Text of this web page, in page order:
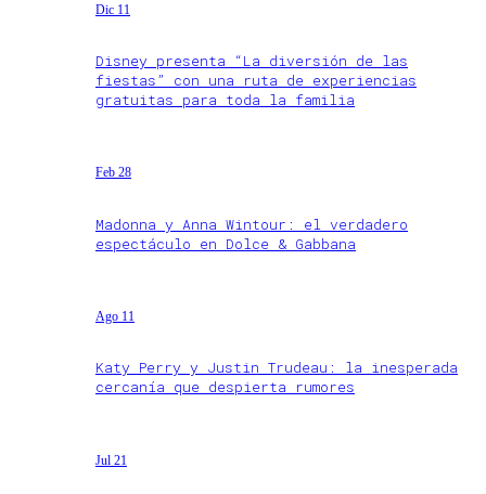
Dic 11
Disney presenta “La diversión de las
fiestas” con una ruta de experiencias
gratuitas para toda la familia
Feb 28
Madonna y Anna Wintour: el verdadero
espectáculo en Dolce & Gabbana
Ago 11
Katy Perry y Justin Trudeau: la inesperada
cercanía que despierta rumores
Jul 21